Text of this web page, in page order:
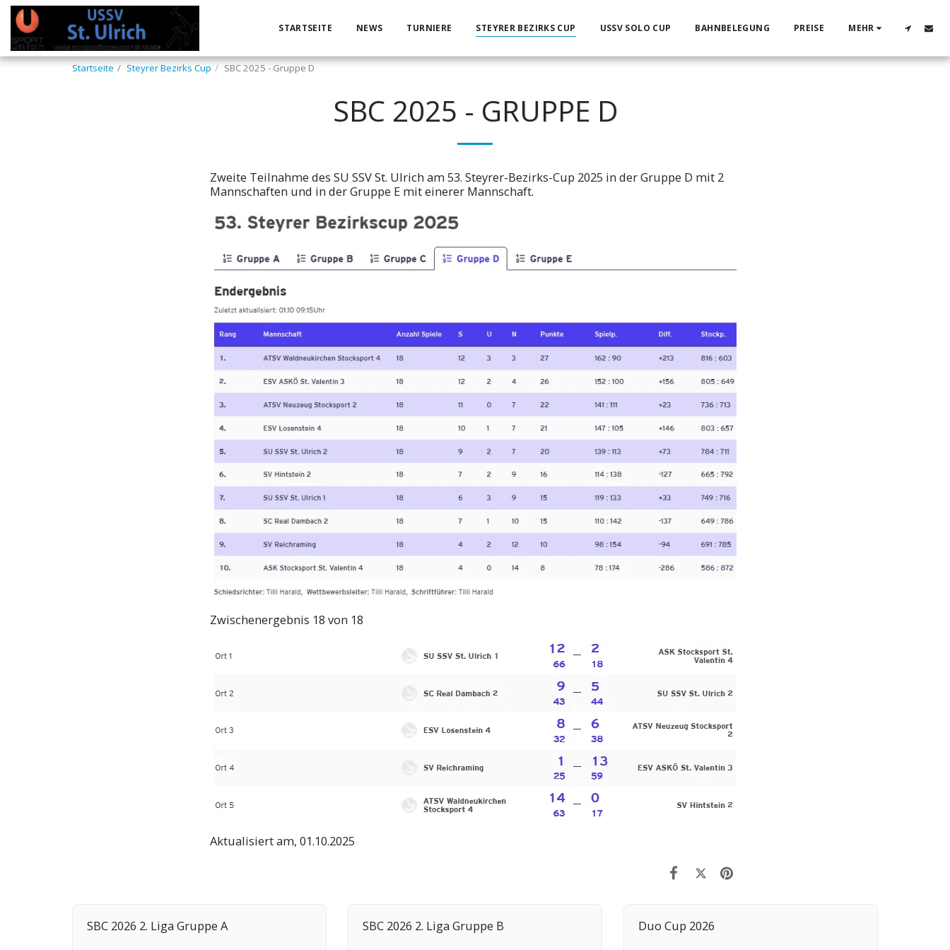
STARTSEITE NEWS TURNIERE STEYRER BEZIRKS CUP USSV SOLO CUP BAHNBELEGUNG PREISE MEHR
Startseite Steyrer Bezirks Cup SBC 2025 - Gruppe D
SBC 2025 - GRUPPE D
Zweite Teilnahme des SU SSV St. Ulrich am 53. Steyrer-Bezirks-Cup 2025 in der Gruppe D mit 2
Mannschaften und in der Gruppe E mit einerer Mannschaft.
Zwischenergebnis 18 von 18
Aktualisiert am, 01.10.2025
SBC 2026 2. Liga Gruppe A SBC 2026 2. Liga Gruppe B Duo Cup 2026